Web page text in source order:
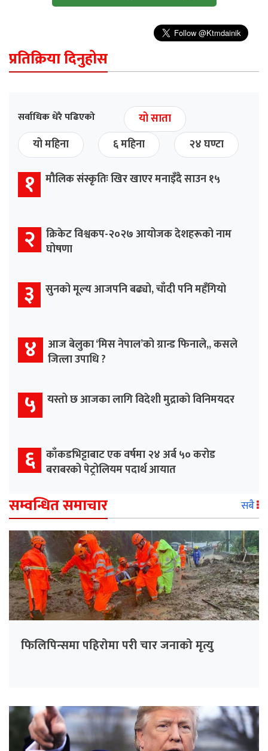
प्रतिक्रिया दिनुहोस
सर्वाधिक धेरै पढिएको
यो साता
यो महिना
६ महिना २४ घण्टा
१ मौलिक संस्कृतिः खिर खाएर मनाइँदै साउन १५
२ क्रिकेट विश्वकप-२०२७ आयोजक देशहरूको नाम
घोषणा
३ सुनको मूल्य आजपनि बढ्यो, चाँदी पनि महँगियो
४ आज बेलुका ‘मिस नेपाल’को ग्रान्ड फिनाले,, कसले
जित्ला उपाधि ?
५ यस्तो छ आजका लागि विदेशी मुद्राको विनिमयदर
६ काँकडभिट्टाबाट एक वर्षमा २४ अर्ब ५० करोड
बराबरको पेट्रोलियम पदार्थ आयात
सम्वन्धित समाचार सबै
फिलिपिन्समा पहिरोमा परी चार जनाको मृत्यु